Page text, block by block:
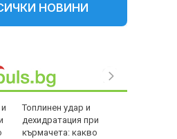
НОВИНИ
Топлинен удар и
дехидратация при
кърмачета: какво